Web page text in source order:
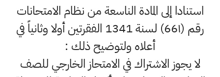
استنادا إلى المادة الناسعة من نظام الامتحانات
رقم (66١) لسنة 1341 الفقرتين أولا وثانياً في
أعلاه ولتوضيح ذلك :
لا يجوز الاشتراك في الامتحاز الخارجي للصف